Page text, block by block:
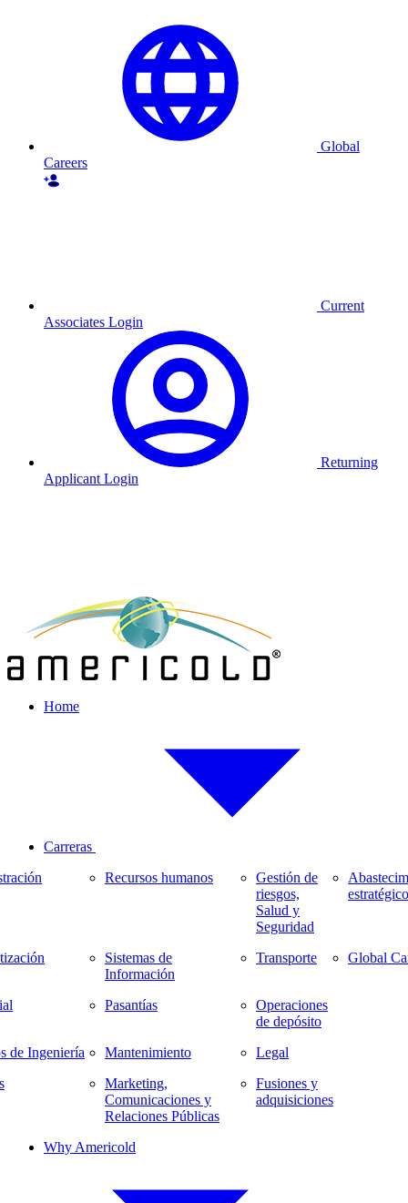
Global
Careers
Current
Associates Login
Returning
Applicant Login
Home
Carreras
de Ingeniería
Recursos humanos
Sistemas de
Información
Pasantías
Mantenimiento
Marketing,
Comunicaciones y
Relaciones Públicas
Gestión de
riesgos,
Salud y
Seguridad
Transporte
Operaciones
de depósito
Legal
Fusiones y
adquisiciones
estratégico
Global
Why Americold